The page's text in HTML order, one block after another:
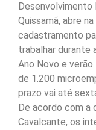
Desenvolvimento
Quissamã, abre
cadastramento
trabalhar durante
Ano Novo e
de 1.200
prazo vai até
De acordo com a
Cavalcante, os